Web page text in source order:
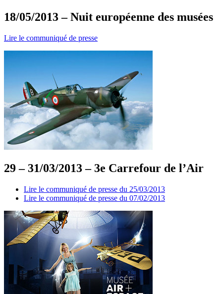
18/05/2013 – Nuit européenne des musées
Lire le communiqué de presse
29 – 31/03/2013 – 3e Carrefour de l’Air
Lire le communiqué de presse du 25/03/2013
Lire le communiqué de presse du 07/02/2013